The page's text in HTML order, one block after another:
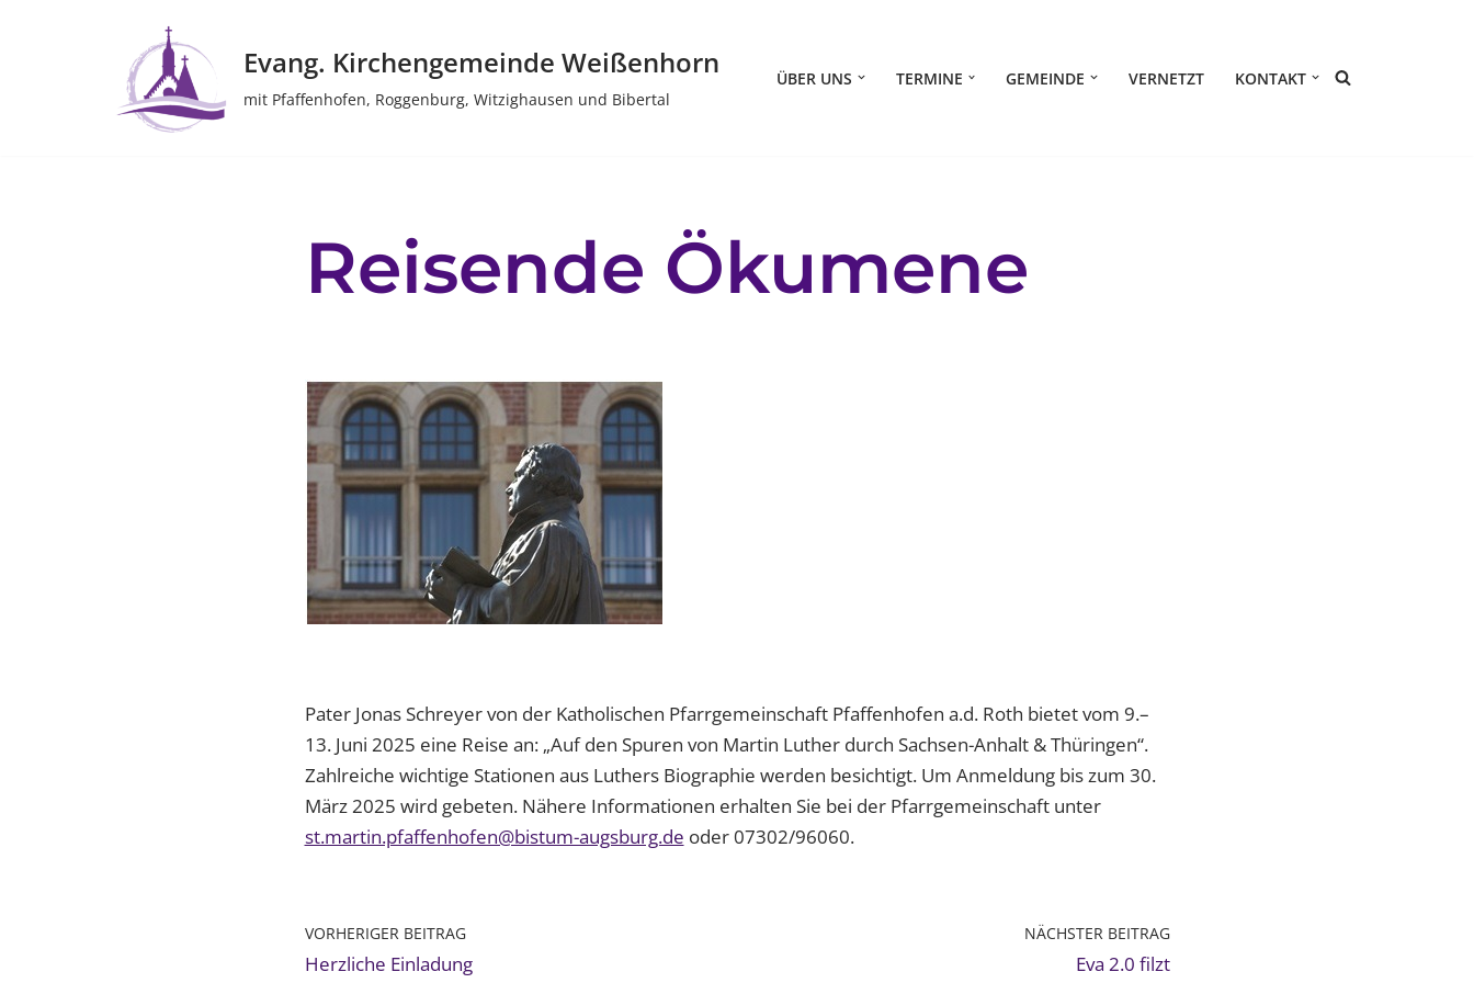
Evang. Kirchengemeinde Weißenhorn
mit Pfaffenhofen, Roggenburg, Witzighausen und Bibertal
ÜBER UNS TERMINE GEMEINDE VERNETZT KONTAKT
Reisende Ökumene
Pater Jonas Schreyer von der Katholischen Pfarrgemeinschaft Pfaffenhofen a.d. Roth bietet vom 9.–
13. Juni 2025 eine Reise an: „Auf den Spuren von Martin Luther durch Sachsen-Anhalt & Thüringen“.
Zahlreiche wichtige Stationen aus Luthers Biographie werden besichtigt. Um Anmeldung bis zum 30.
März 2025 wird gebeten. Nähere Informationen erhalten Sie bei der Pfarrgemeinschaft unter
st.martin.pfaffenhofen@bistum-augsburg.de oder 07302/96060.
VORHERIGER BEITRAG
Herzliche Einladung
NÄCHSTER BEITRAG
Eva 2.0 filzt